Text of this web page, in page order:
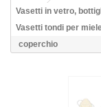
Vasetti in vetro,
Vasetti tondi per
coperchio